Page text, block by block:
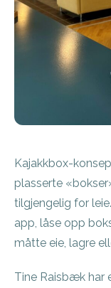
Kajakkbox-
plasserte
tilgjengelig for
app, låse opp
måtte eie, lagre
Tine Raisbæk har